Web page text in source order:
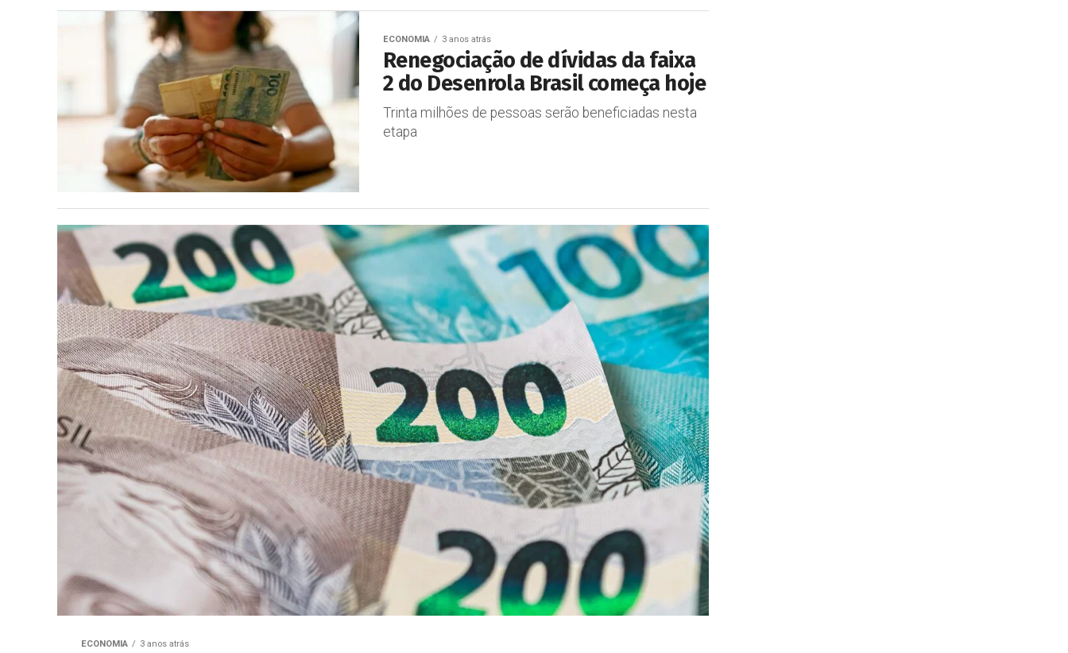
ECONOMIA 3 anos atrás
Renegociação de dívidas da faixa
2 do Desenrola Brasil começa hoje
Trinta milhões de pessoas serão beneficiadas nesta
etapa
ECONOMIA 3 anos atrás